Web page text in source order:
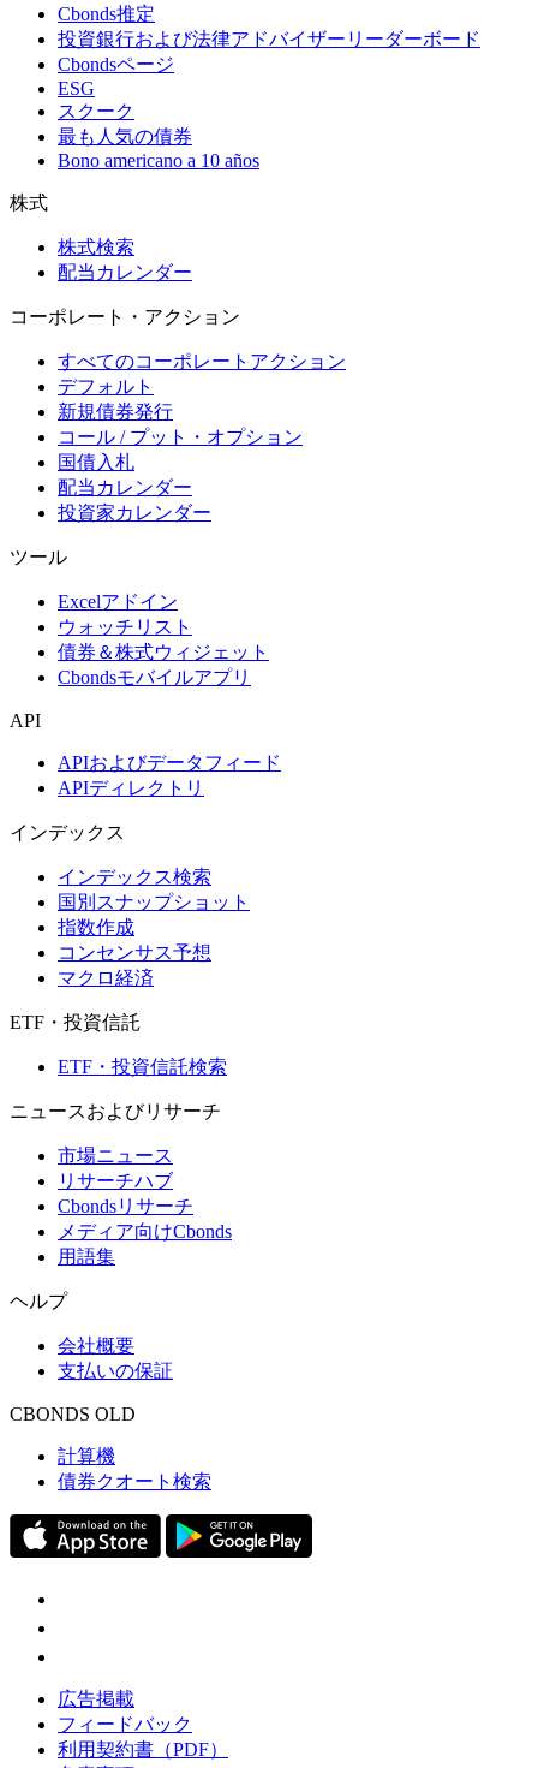
Cbonds推定
投資銀行および法律アドバイザーリーダーボード
Cbondsページ
ESG
スクーク
最も人気の債券
Bono americano a 10 años
株式
株式検索
配当カレンダー
コーポレート・アクション
すべてのコーポレートアクション
デフォルト
新規債券発行
コール / プット・オプション
国債入札
配当カレンダー
投資家カレンダー
ツール
Excelアドイン
ウォッチリスト
債券＆株式ウィジェット
Cbondsモバイルアプリ
API
APIおよびデータフィード
APIディレクトリ
インデックス
インデックス検索
国別スナップショット
指数作成
コンセンサス予想
マクロ経済
ETF・投資信託
ETF・投資信託検索
ニュースおよびリサーチ
市場ニュース
リサーチハブ
Cbondsリサーチ
メディア向けCbonds
用語集
ヘルプ
会社概要
支払いの保証
CBONDS OLD
計算機
債券クオート検索
広告掲載
フィードバック
利用契約書（PDF）